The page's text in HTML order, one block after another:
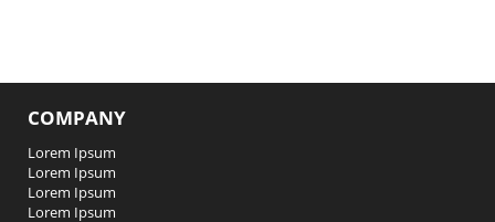
COMPANY
Lorem Ipsum
Lorem Ipsum
Lorem Ipsum
Lorem Ipsum